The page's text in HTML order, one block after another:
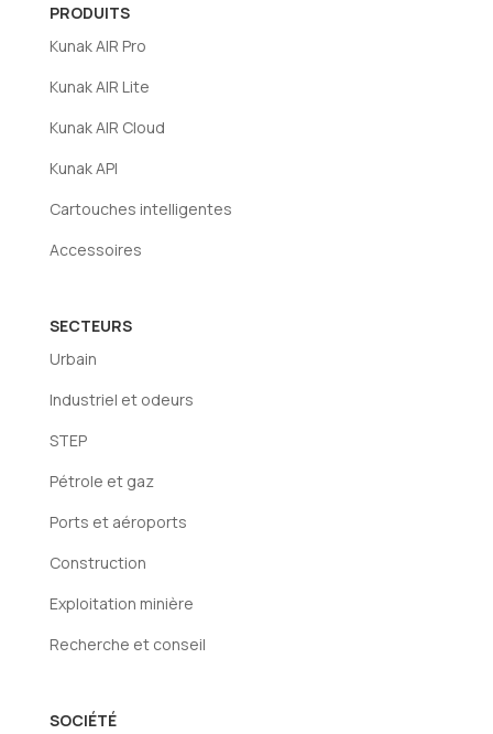
PRODUITS
Kunak AIR Pro
Kunak AIR Lite
Kunak AIR Cloud
Kunak API
Cartouches intelligentes
Accessoires
SECTEURS
Urbain
Industriel et odeurs
STEP
Pétrole et gaz
Ports et aéroports
Construction
Exploitation minière
Recherche et conseil
SOCIÉTÉ